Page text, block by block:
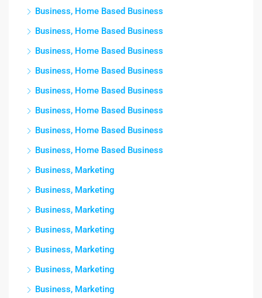
Business, Home Based Business
Business, Home Based Business
Business, Home Based Business
Business, Home Based Business
Business, Home Based Business
Business, Home Based Business
Business, Home Based Business
Business, Home Based Business
Business, Marketing
Business, Marketing
Business, Marketing
Business, Marketing
Business, Marketing
Business, Marketing
Business, Marketing